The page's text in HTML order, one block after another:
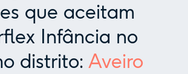
que aceitam
Infância no
distrito:Aveiro